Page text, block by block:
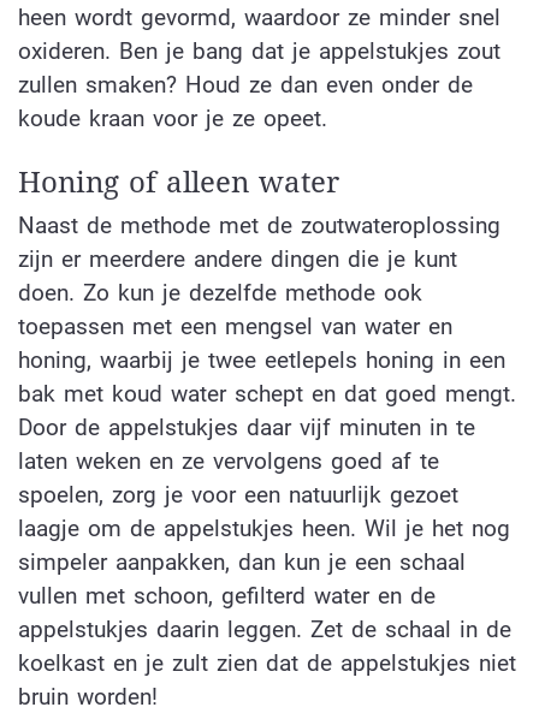
heen wordt gevormd, waardoor ze minder snel
oxideren. Ben je bang dat je appelstukjes zout
zullen smaken? Houd ze dan even onder de
koude kraan voor je ze opeet.
Honing of alleen water
Naast de methode met de zoutwateroplossing
zijn er meerdere andere dingen die je kunt
doen. Zo kun je dezelfde methode ook
toepassen met een mengsel van water en
honing, waarbij je twee eetlepels honing in een
bak met koud water schept en dat goed mengt.
Door de appelstukjes daar vijf minuten in te
laten weken en ze vervolgens goed af te
spoelen, zorg je voor een natuurlijk gezoet
laagje om de appelstukjes heen. Wil je het nog
simpeler aanpakken, dan kun je een schaal
vullen met schoon, gefilterd water en de
appelstukjes daarin leggen. Zet de schaal in de
koelkast en je zult zien dat de appelstukjes niet
bruin worden!